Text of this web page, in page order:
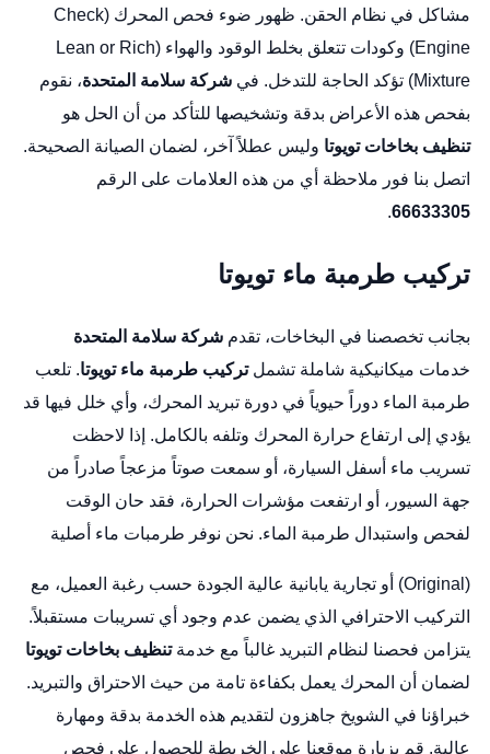
مشاكل في نظام الحقن. ظهور ضوء فحص المحرك (Check
Engine) وكودات تتعلق بخلط الوقود والهواء (Lean or Rich
Mixture) تؤكد الحاجة للتدخل. في
شركة سلامة المتحدة، نقوم
بفحص هذه الأعراض بدقة وتشخيصها للتأكد من أن الحل هو
تنظيف بخاخات تويوتا وليس عطلاً آخر، لضمان الصيانة الصحيحة.
اتصل بنا فور ملاحظة أي من هذه العلامات على الرقم
66633305
.
تركيب طرمبة ماء تويوتا
بجانب تخصصنا في البخاخات، تقدم شركة سلامة المتحدة
خدمات ميكانيكية شاملة تشملتركيب طرمبة ماء تويوتا. تلعب
طرمبة الماء دوراً حيوياً في دورة تبريد المحرك، وأي خلل فيها قد
يؤدي إلى ارتفاع حرارة المحرك وتلفه بالكامل. إذا لاحظت
تسريب ماء أسفل السيارة، أو سمعت صوتاً مزعجاً صادراً من
جهة السيور، أو ارتفعت مؤشرات الحرارة، فقد حان الوقت
لفحص واستبدال طرمبة الماء. نحن نوفر طرمبات ماء أصلية
(Original) أو تجارية يابانية عالية الجودة حسب رغبة العميل، مع
التركيب الاحترافي الذي يضمن عدم وجود أي تسريبات مستقبلاً.
يتزامن فحصنا لنظام التبريد غالباً مع خدمةتنظيف بخاخات تويوتا
لضمان أن المحرك يعمل بكفاءة تامة من حيث الاحتراق والتبريد.
خبراؤنا في الشويخ جاهزون لتقديم هذه الخدمة بدقة ومهارة
عالية. قم بزيارة موقعنا على الخريطة للحصول على فحص